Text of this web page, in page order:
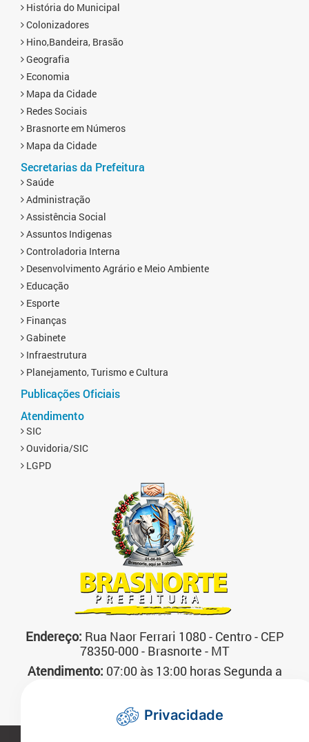
História do Municipal
Colonizadores
Hino,Bandeira, Brasão
Geografia
Economia
Mapa da Cidade
Redes Sociais
Brasnorte em Números
Mapa da Cidade
Secretarias da Prefeitura
Saúde
Administração
Assistência Social
Assuntos Indigenas
Controladoria Interna
Desenvolvimento Agrário e Meio Ambiente
Educação
Esporte
Finanças
Gabinete
Infraestrutura
Planejamento, Turismo e Cultura
Publicações Oficiais
Atendimento
SIC
Ouvidoria/SIC
LGPD
Endereço: Rua Naor Ferrari 1080 - Centro - CEP
78350-000 - Brasnorte - MT
Atendimento: 07:00 às 13:00 horas Segunda a
Telefone:
(66)3592-3200
Privacidade